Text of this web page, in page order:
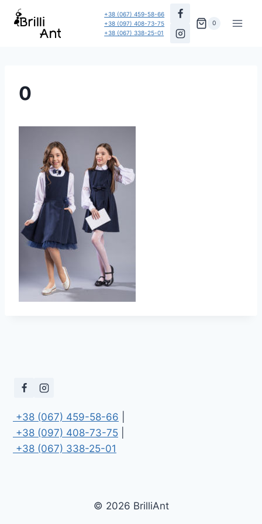
Перейти
+38 (067) 459-58-66
+38 (097) 408-73-75
+38 (067) 338-25-01
0
0
+38 (067) 459-58-66
+38 (097) 408-73-75
+38 (067) 338-25-01
© 2026 BrilliAnt